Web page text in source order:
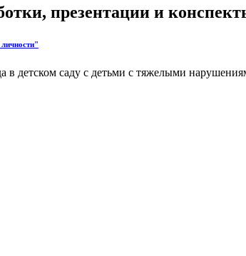
презентации и
в детском саду с детьми с тяжелыми